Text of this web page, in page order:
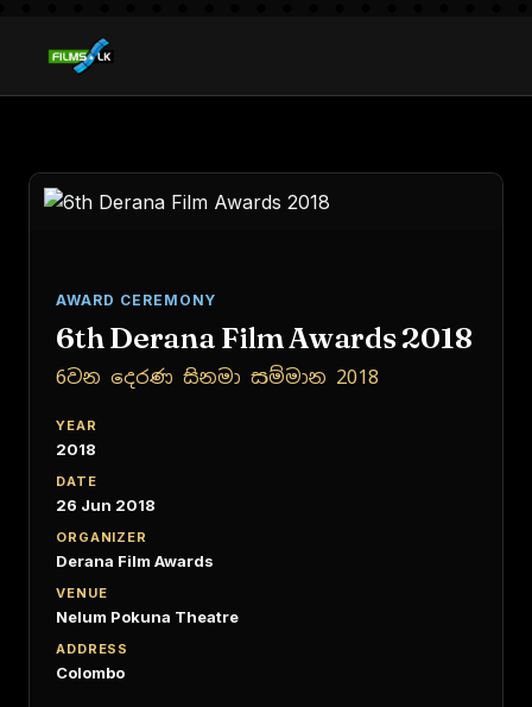
AWARD CEREMONY
6th Derana Film Awards 2018
6වන දෙරණ සිනමා සම්මාන 2018
YEAR
2018
DATE
26 Jun 2018
ORGANIZER
Derana Film Awards
VENUE
Nelum Pokuna Theatre
ADDRESS
Colombo